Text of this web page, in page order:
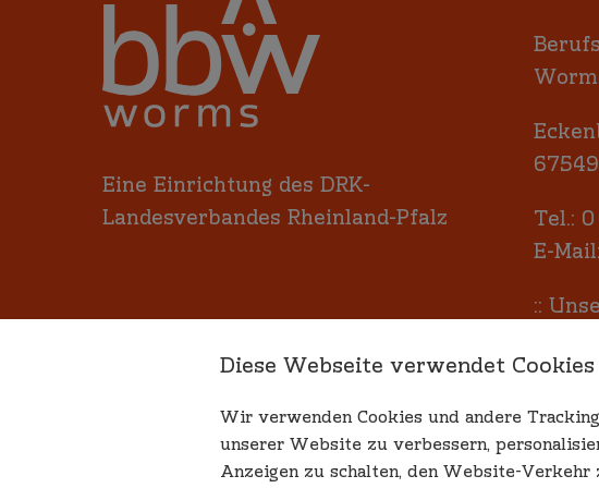
Eine Einrichtung des DRK-
Landesverbandes Rheinland-Pfalz
Tel.:
E-Mail:
::
Diese Webseite verwendet Cookies
Wir verwenden Cookies und andere
unserer Website zu verbessern,
Anzeigen zu schalten, den Website-